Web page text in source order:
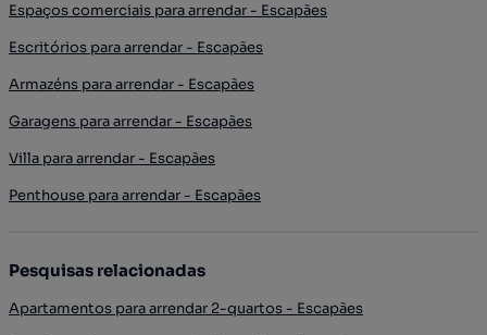
Espaços comerciais para arrendar - Escapães
Escritórios para arrendar - Escapães
Armazéns para arrendar - Escapães
Garagens para arrendar - Escapães
Villa para arrendar - Escapães
Penthouse para arrendar - Escapães
Pesquisas relacionadas
Apartamentos para arrendar 2-quartos - Escapães